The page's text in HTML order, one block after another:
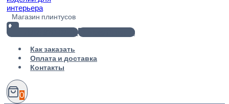
Магазин плинтусов
+7(812) 920-02-38
info@101metr.ru
Как заказать
Оплата и доставка
Контакты
0